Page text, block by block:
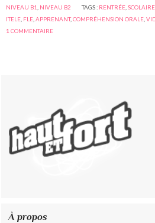
À propos
NIVEAU B1 NIVEAU B2 TAGS : RENTRÉE ,SCOLAIRE
ITELE FLE ,APPRENANT,COMPRÉHENSION ORALE ,
1 COMMENTAIRE